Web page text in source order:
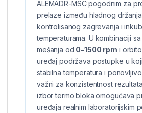
ALEMADR-MSC pogodnim za
prelaze između hladnog držanja,
kontrolisanog zagrevanja i
temperaturama. U kombinaciji
mešanja od 0–1500 rpm i
uređaj podržava postupke u
stabilna temperatura i
važni za konzistentnost
izbor termo bloka omogućava
uređaja realnim laboratorijskim